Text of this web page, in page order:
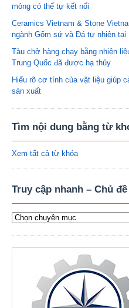
mỏng có thể tự kết nối
Ceramics Vietnam & Stone
ngành Gốm sứ và Đá tự nhiên tại
Tàu chở hàng chạy bằng nhiên
Trung Quốc đã được hạ thủy
Hiểu rõ cơ tính của vật liệu giúp
sản xuất
Tìm nội dung bằng từ
Xem tất cả từ khóa
Truy cập nhanh – Chủ